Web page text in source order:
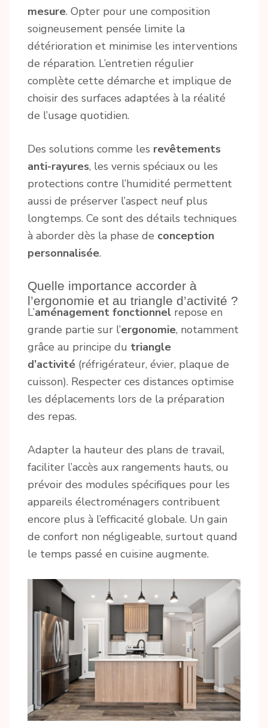
mesure. Opter pour une composition
soigneusement pensée limite la
détérioration et minimise les interventions
de réparation. L’entretien régulier
complète cette démarche et implique de
choisir des surfaces adaptées à la réalité
de l’usage quotidien.
Des solutions comme les revêtements
anti-rayures, les vernis spéciaux ou les
protections contre l’humidité permettent
aussi de préserver l’aspect neuf plus
longtemps. Ce sont des détails techniques
à aborder dès la phase de conception
personnalisée.
Quelle importance accorder à
l’ergonomie et au triangle d’activité ?
L’aménagement fonctionnel repose en
grande partie sur l’ergonomie, notamment
grâce au principe du triangle
d’activité (réfrigérateur, évier, plaque de
cuisson). Respecter ces distances optimise
les déplacements lors de la préparation
des repas.
Adapter la hauteur des plans de travail,
faciliter l’accès aux rangements hauts, ou
prévoir des modules spécifiques pour les
appareils électroménagers contribuent
encore plus à l’efficacité globale. Un gain
de confort non négligeable, surtout quand
le temps passé en cuisine augmente.